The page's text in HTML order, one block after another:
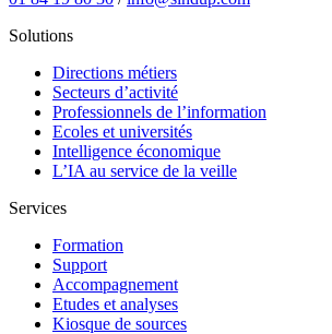
Solutions
Directions métiers
Secteurs d’activité
Professionnels de l’information
Ecoles et universités
Intelligence économique
L’IA au service de la veille
Services
Formation
Support
Accompagnement
Etudes et analyses
Kiosque de sources